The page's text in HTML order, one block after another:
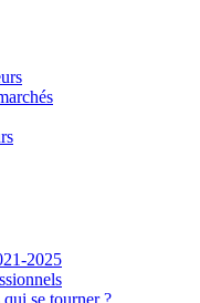
2025
se tourner ?